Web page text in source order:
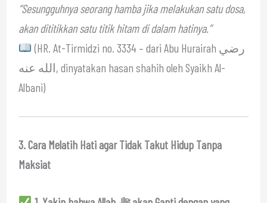
“Sesungguhnya seorang hamba jika melakukan satu dosa,
akan dititikkan satu titik hitam di dalam hatinya.”
(HR. At-Tirmidzi no. 3334 – dari Abu Hurairah رضي
الله عنه, dinyatakan hasan shahih oleh Syaikh Al-
Albani)
3. Cara Melatih Hati agar Tidak Takut Hidup Tanpa
Maksiat